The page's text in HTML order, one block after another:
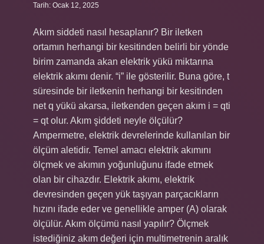
Tarih: Ocak 12, 2025
Akım siddeti nasıl hesaplanır? Bir iletken
ortamın herhangi bir kesitinden belirli bir yönde
birim zamanda akan elektrik yükü miktarına
elektrik akımı denir. “i” ile gösterilir. Buna göre, t
süresinde bir iletkenin herhangi bir kesitinden
net q yükü akarsa, iletkenden geçen akım i = qti
= qt olur. Akım şiddeti neyle ölçülür?
Ampermetre, elektrik devrelerinde kullanılan bir
ölçüm aletidir. Temel amacı elektrik akımını
ölçmek ve akımın yoğunluğunu ifade etmek
olan bir cihazdır. Elektrik akımı, elektrik
devresinden geçen yük taşıyan parçacıkların
hızını ifade eder ve genellikle amper (A) olarak
ölçülür. Akım ölçümü nasıl yapılır? Ölçmek
istediğiniz akım değeri için multimetrenin aralık